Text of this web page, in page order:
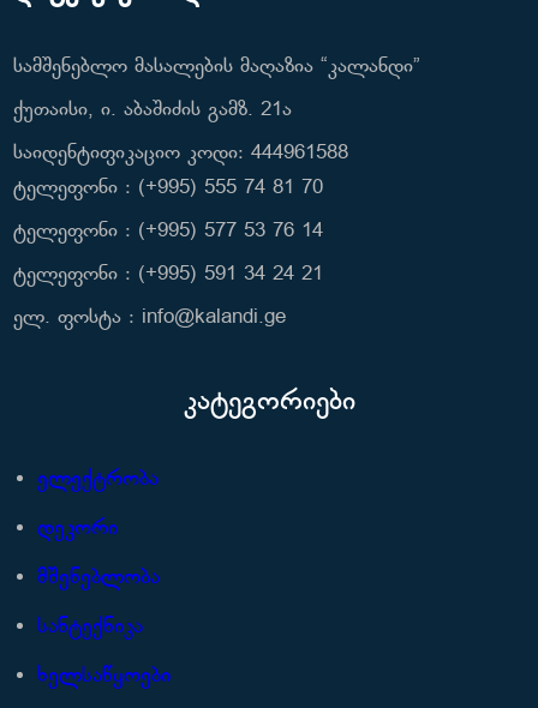
სამშენებლო მასალების მაღაზია “კალანდი”
ქუთაისი, ი. აბაშიძის გამზ. 21ა
საიდენტიფიკაციო კოდი: 444961588
ტელეფონი : (+995) 555 74 81 70
ტელეფონი : (+995) 577 53 76 14
ტელეფონი : (+995) 591 34 24 21
ელ. ფოსტა : info@kalandi.ge
კატეგორიები
ელექტრობა
დეკორი
მშენებლობა
სანტექნიკა
ხელსაწყოები